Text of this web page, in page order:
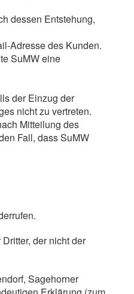
dessen Entstehung,
Adresse des Kunden.
SuMW eine
der Einzug der
nicht zu vertreten.
Mitteilung des
Fall, dass SuMW
der nicht der
Sagehorner